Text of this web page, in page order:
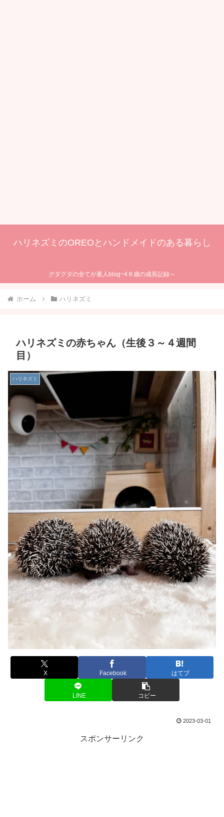
ハリネズミのOREOとハンドメイドのある暮らし
グダグダの全てが素人blog~4８歳の成長記録～
ホーム ハリネズミ
ハリネズミの赤ちゃん（生後３～４週間
目）
ハリネズミ
X Facebook はてブ
LINE コピー
2023-03-01
スポンサーリンク